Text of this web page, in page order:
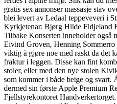
gratis sex annonser massasje stav
blei levert av Ledaal teppeveveri i
Kyrkjetenar: Bjørg Hilde Fidjeland
Tilbake Konserten inneholder også
Eivind Groven, Henning Sommerro
viktig å gjøre noe med raskt da det
fraktur i leggen. Disse kan fint
stoler, eller med den nye stolen
som kommer i både beige og svart.
dermed sin første Apple Premium
Fjellstyrekontoret